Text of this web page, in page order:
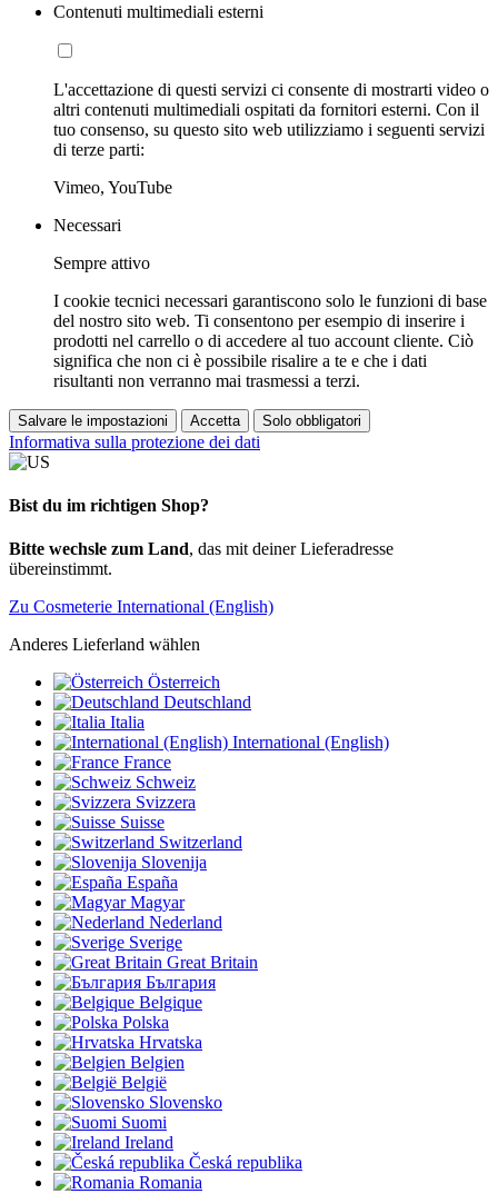
Contenuti multimediali esterni
L'accettazione di questi servizi ci consente di mostrarti video o
altri contenuti multimediali ospitati da fornitori esterni. Con il
tuo consenso, su questo sito web utilizziamo i seguenti servizi
di terze parti:
Vimeo, YouTube
Necessari
Sempre attivo
I cookie tecnici necessari garantiscono solo le funzioni di base
del nostro sito web. Ti consentono per esempio di inserire i
prodotti nel carrello o di accedere al tuo account cliente. Ciò
significa che non ci è possibile risalire a te e che i dati
risultanti non verranno mai trasmessi a terzi.
Salvare le impostazioni Accetta Solo obbligatori
Informativa sulla protezione dei dati
Bist du im richtigen Shop?
Bitte wechsle zum Land, das mit deiner Lieferadresse
übereinstimmt.
Zu Cosmeterie International (English)
Anderes Lieferland wählen
Österreich
Deutschland
Italia
International (English)
France
Schweiz
Svizzera
Suisse
Switzerland
Slovenija
España
Magyar
Nederland
Sverige
Great Britain
България
Belgique
Polska
Hrvatska
Belgien
België
Slovensko
Suomi
Ireland
Česká republika
Romania